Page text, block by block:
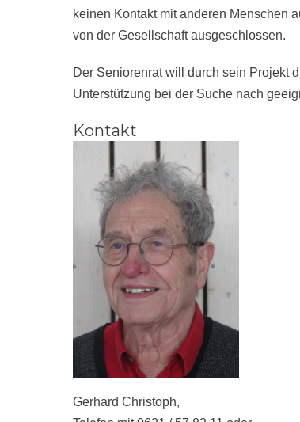
keinen Kontakt mit anderen Menschen
von der Gesellschaft ausgeschlossen.
Der Seniorenrat will durch sein Projekt
Unterstützung bei der Suche nach
Kontakt
Gerhard Christoph,